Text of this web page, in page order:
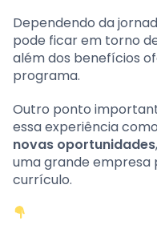
Dependendo da
pode ficar em torno
além dos benefícios
programa.
Outro ponto
essa experiência como
novas oportunidades
uma grande empresa
currículo.